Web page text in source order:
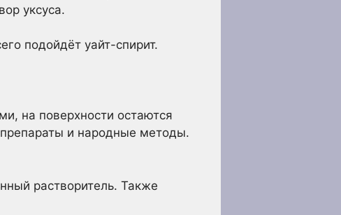
уксуса.
подойдёт уайт-спирит.
на поверхности остаются
препараты и народные методы.
растворитель. Также